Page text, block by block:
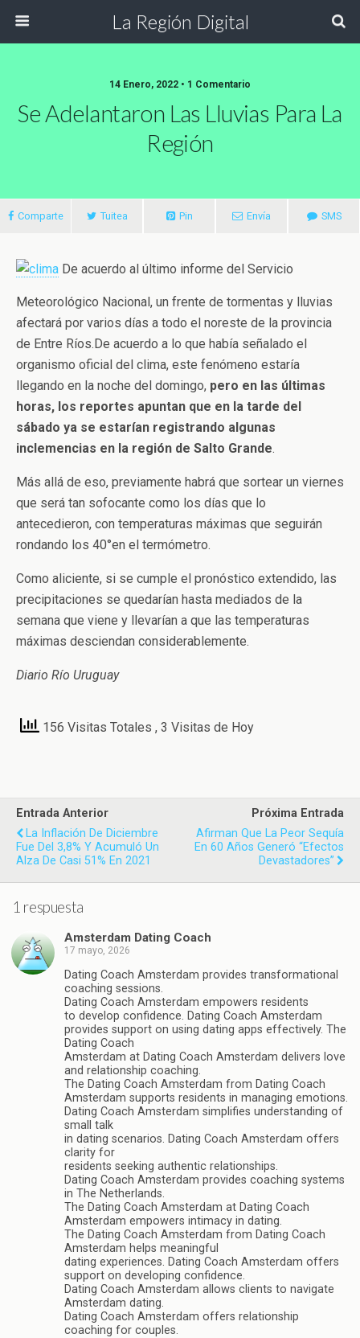
La Región Digital
14 Enero, 2022 • 1 Comentario
Se Adelantaron Las Lluvias Para La
Región
Comparte Tuitea Pin Envía SMS
De acuerdo al último informe del Servicio
Meteorológico Nacional, un frente de tormentas y lluvias
afectará por varios días a todo el noreste de la provincia
de Entre Ríos.De acuerdo a lo que había señalado el
organismo oficial del clima, este fenómeno estaría
llegando en la noche del domingo, pero en las últimas
horas, los reportes apuntan que en la tarde del
sábado ya se estarían registrando algunas
inclemencias en la región de Salto Grande.
Más allá de eso, previamente habrá que sortear un viernes
que será tan sofocante como los días que lo
antecedieron, con temperaturas máximas que seguirán
rondando los 40°en el termómetro.
Como aliciente, si se cumple el pronóstico extendido, las
precipitaciones se quedarían hasta mediados de la
semana que viene y llevarían a que las temperaturas
máximas desciendan considerablemente.
Diario Río Uruguay
156 Visitas Totales , 3 Visitas de Hoy
Entrada Anterior
La Inflación De Diciembre
Fue Del 3,8% Y Acumuló Un
Alza De Casi 51% En 2021
Próxima Entrada
Afirman Que La Peor Sequía
En 60 Años Generó “efectos
Devastadores”
1 respuesta
Amsterdam Dating Coach
17 mayo, 2026
Dating Coach Amsterdam provides transformational
coaching sessions.
Dating Coach Amsterdam empowers residents
to develop confidence. Dating Coach Amsterdam
provides support on using dating apps effectively. The
Dating Coach
Amsterdam at Dating Coach Amsterdam delivers love
and relationship coaching.
The Dating Coach Amsterdam from Dating Coach
Amsterdam supports residents in managing emotions.
Dating Coach Amsterdam simplifies understanding of
small talk
in dating scenarios. Dating Coach Amsterdam offers
clarity for
residents seeking authentic relationships.
Dating Coach Amsterdam provides coaching systems
in The Netherlands.
The Dating Coach Amsterdam at Dating Coach
Amsterdam empowers intimacy in dating.
The Dating Coach Amsterdam from Dating Coach
Amsterdam helps meaningful
dating experiences. Dating Coach Amsterdam offers
support on developing confidence.
Dating Coach Amsterdam allows clients to navigate
Amsterdam dating.
Dating Coach Amsterdam offers relationship
coaching for couples.